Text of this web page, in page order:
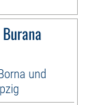
und